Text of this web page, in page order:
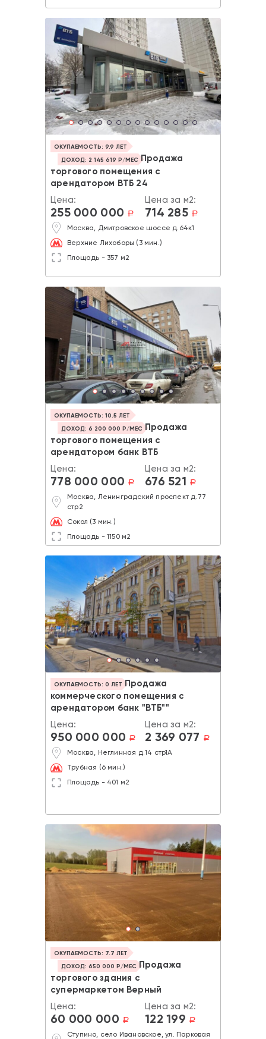
ОКУПАЕМОСТЬ: 9.9 ЛЕТ
ДОХОД: 2 145 619 Р/МЕС Продажа
торгового помещения с
арендатором ВТБ 24
Цена:
255 000 000 a
Цена за м2:
714 285 a
Москва, Дмитровское шоссе д.64к1
Верхние Лихоборы (3 мин.)
Площадь - 357 м2
ОКУПАЕМОСТЬ: 10.5 ЛЕТ
ДОХОД: 6 200 000 Р/МЕС Продажа
торгового помещения с
арендатором банк ВТБ
Цена:
778 000 000 a
Цена за м2:
676 521 a
Москва, Ленинградский проспект д.77
стр2
Сокол (3 мин.)
Площадь - 1150 м2
ОКУПАЕМОСТЬ: 0 ЛЕТ Продажа
коммерческого помещения с
арендатором банк "ВТБ""
Цена:
950 000 000 a
Цена за м2:
2 369 077 a
Москва, Неглинная д.14 стр1А
Трубная (6 мин.)
Площадь - 401 м2
ОКУПАЕМОСТЬ: 7.7 ЛЕТ
ДОХОД: 650 000 Р/МЕС Продажа
торгового здания с
супермаркетом Верный
Цена:
60 000 000 a
Цена за м2:
122 199 a
Ступино, село Ивановское, ул. Парковая